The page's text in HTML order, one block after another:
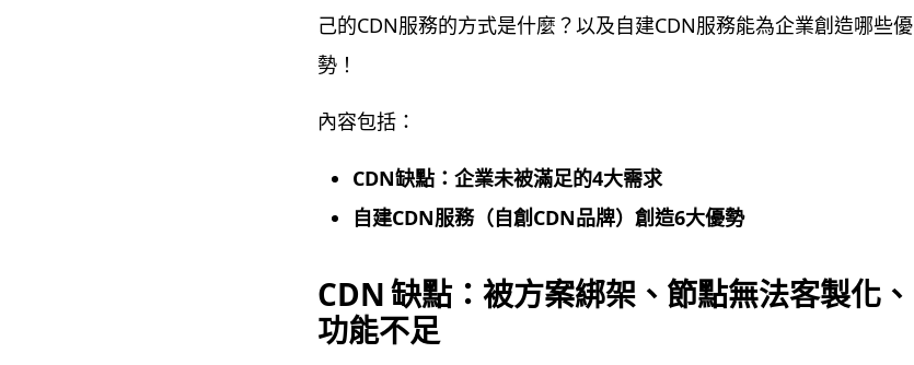
己的CDN服務的方式是什麼？以及自建CDN服務能為企業創造哪些優
勢！
內容包括：
CDN缺點：企業未被滿足的4大需求
自建CDN服務（自創CDN品牌）創造6大優勢
CDN 缺點：被方案綁架、節點無法客製化、
功能不足